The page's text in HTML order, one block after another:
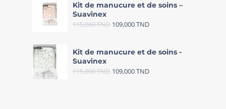
Kit de manucure et de soins –
Suavinex
115,000TND 109,000TND
Kit de manucure et de soins -
Suavinex
115,000TND 109,000TND